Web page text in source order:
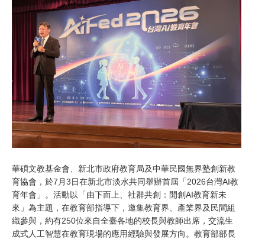
華碩文教基金會、新北市政府教育局及中華民國無界塾創新教
育協會，於7月3日在新北市淡水共同舉辦首屆「2026台灣AI教
育年會」。活動以「由下而上、社群共創：開創AI教育新未
來」為主題，在教育部指導下，邀集教育界、產業界及民間組
織參與，約有250位來自全臺各地的校長與教師出席，交流生
成式人工智慧在教育現場的應用經驗與發展方向。教育部部長